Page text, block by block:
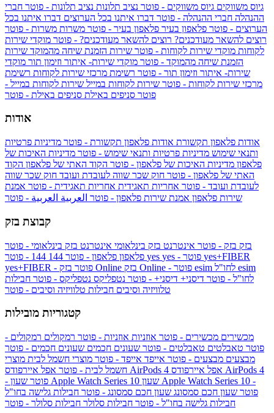
גיוס משווקים גיוס משווקים - פוטר נציב תלונות נציב תלונות - פוטר חברי
ההנהלה חברי ההנהלה - פוטר דברו איתנו בכל הערוצים דברו איתנו בכל
הערוצים - פוטר פלאפון בעיר פלאפון בעיר - פוטר משרות משרות - פוטר
רוצים להשאר מעודכנים? רוצים להשאר מעודכנים? - פוטר מוקדי שירות
לקוחות מוקדי שירות לקוחות - פוטר שירות הזמנת שיחה מהמוקד שירות
הזמנת שיחה מהמוקד - פוטר מוקדי שירות- איתור וזימון תור מוקדי
שירות- איתור וזימון תור - פוטר רשימת מרכזי שירות לקוחות רשימת
מרכזי שירות לקוחות - פוטר שירות לקוחות במייל שירות לקוחות במייל -
פוטר סניפים באילת סניפים באילת - פוטר
אודות
אודות פלאפון תקשורת אודות פלאפון תקשורת - פוטר מדיניות פרטיות
ותנאי שימוש מדיניות פרטיות ותנאי שימוש - פוטר מדיניות האיכות של
פלאפון מדיניות האיכות של פלאפון - פוטר הקוד האתי של פלאפון הקוד
האתי של פלאפון - פוטר חוק שכר שווה לעובדת ועובד חוק שכר שווה
לעובדת ועובד - פוטר אחריות תאגידית אחריות תאגידית - פוטר אמנת
שירות פלאפון אמנת שירות פלאפון - פוטר العربية العربية - פוטר
קבוצת בזק
בזק בזק - פוטר אינטרנט בזק בינלאומי אינטרנט בזק בינלאומי - פוטר
פלאפון פלאפון - פוטר 144 yes
yes+FIBER
yes+FIBER - פוטר בזק Online
esim
לחו"ל - פוטר דיסני+ דיסני+ - פוטר נטפליקס נטפליקס - פוטר חבילות
טלוויזיה וסיבים חבילות טלוויזיה וסיבים - פוטר
קטגוריות מובילות
מכשירים מכשירים - פוטר אוזניות אוזניות - פוטר רמקולים רמקולים -
פוטר טאבלטים טאבלטים - פוטר שעונים חכמים שעונים חכמים - פוטר
מבצעים מבצעים - פוטר אייפד אייפד - פוטר מוצרי חשמל לבית מוצרי
חשמל לבית - פוטר אפל איירפודס AirPods 4 אפל איירפודס AirPods 4
- פוטר שעון Apple Watch Series 10 שעון Apple Watch Series 10 -
פוטר שעון חכם סמסונג שעון חכם סמסונג - פוטר חבילות גלישה בחו"ל
חבילות גלישה בחו"ל - פוטר חבילות סלולר חבילות סלולר - פוטר